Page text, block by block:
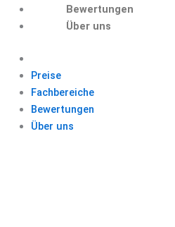
Bewertungen
Über uns
Preise
Fachbereiche
Bewertungen
Über uns